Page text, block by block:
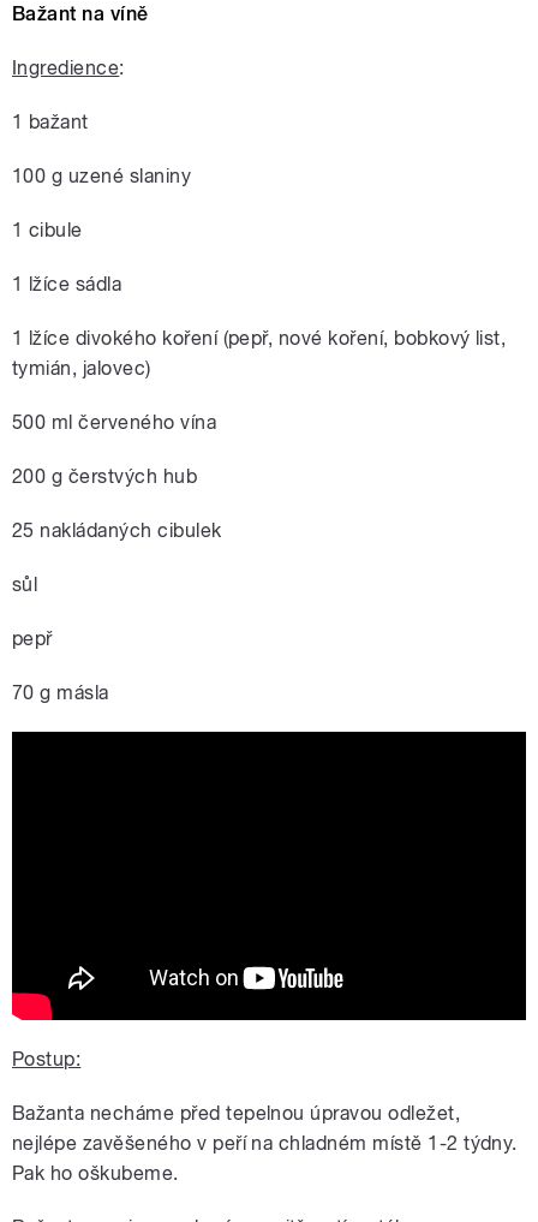
Bažant na víně
Ingredience:
1 bažant
100 g uzené slaniny
1 cibule
1 lžíce sádla
1 lžíce divokého koření (pepř, nové koření, bobkový list,
tymián, jalovec)
500 ml červeného vína
200 g čerstvých hub
25 nakládaných cibulek
sůl
pepř
70 g másla
Postup:
Bažanta necháme před tepelnou úpravou odležet,
nejlépe zavěšeného v peří na chladném místě 1-2 týdny.
Pak ho oškubeme.